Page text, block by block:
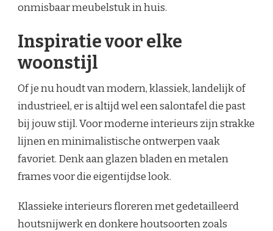
onmisbaar meubelstuk in huis.
Inspiratie voor elke
woonstijl
Of je nu houdt van modern, klassiek, landelijk of
industrieel, er is altijd wel een salontafel die past
bij jouw stijl. Voor moderne interieurs zijn strakke
lijnen en minimalistische ontwerpen vaak
favoriet. Denk aan glazen bladen en metalen
frames voor die eigentijdse look.
Klassieke interieurs floreren met gedetailleerd
houtsnijwerk en donkere houtsoorten zoals